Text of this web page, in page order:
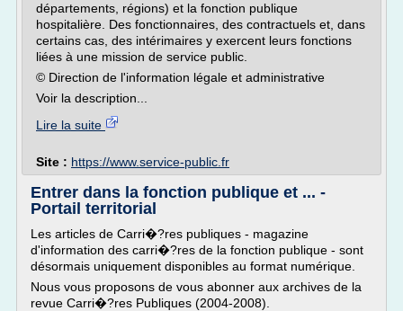
départements, régions) et la fonction publique
hospitalière. Des fonctionnaires, des contractuels et, dans
certains cas, des intérimaires y exercent leurs fonctions
liées à une mission de service public.
© Direction de l'information légale et administrative
Voir la description...
Lire la suite
Site : https://www.service-public.fr
Entrer dans la fonction publique et ... -
Portail territorial
Les articles de Carri�?res publiques - magazine
d'information des carri�?res de la fonction publique - sont
désormais uniquement disponibles au format numérique.
Nous vous proposons de vous abonner aux archives de la
revue Carri�?res Publiques (2004-2008).